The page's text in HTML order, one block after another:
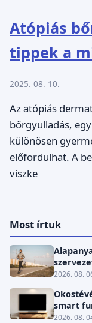
Atópiás
tippek a
2025. 08. 10.
Az atópiás
bőrgyulladás,
különösen
előfordulhat. A
viszke
Most írtuk
2026. 08.
smart
2026. 08.